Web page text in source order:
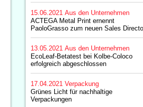
15.06.2021 Aus den Unternehmen
ACTEGA Metal Print ernennt
PaoloGrasso zum neuen Sales
13.05.2021 Aus den Unternehmen
EcoLeaf-Betatest bei Kolbe-Coloco
erfolgreich abgeschlossen
17.04.2021 Verpackung
Grünes Licht für nachhaltige
Verpackungen